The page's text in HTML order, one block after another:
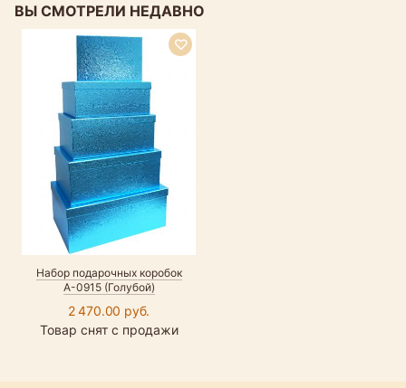
ВЫ СМОТРЕЛИ НЕДАВНО
Набор подарочных коробок
А-0915 (Голубой)
2 470.00 руб.
Товар снят с продажи